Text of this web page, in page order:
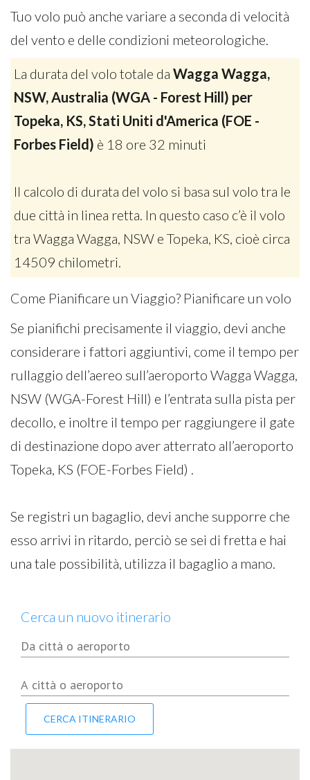
Tuo volo può anche variare a seconda di velocità
del vento e delle condizioni meteorologiche.
La durata del volo totale da Wagga Wagga,
NSW, Australia (WGA - Forest Hill) per
Topeka, KS, Stati Uniti d'America (FOE -
Forbes Field) è 18 ore 32 minuti
Il calcolo di durata del volo si basa sul volo tra le
due città in linea retta. In questo caso c’è il volo
tra Wagga Wagga, NSW e Topeka, KS, cioè circa
14509 chilometri.
Come Pianificare un Viaggio? Pianificare un volo
Se pianifichi precisamente il viaggio, devi anche
considerare i fattori aggiuntivi, come il tempo per
rullaggio dell’aereo sull’aeroporto Wagga Wagga,
NSW (WGA-Forest Hill) e l’entrata sulla pista per
decollo, e inoltre il tempo per raggiungere il gate
di destinazione dopo aver atterrato all’aeroporto
Topeka, KS (FOE-Forbes Field) .
Se registri un bagaglio, devi anche supporre che
esso arrivi in ritardo, perciò se sei di fretta e hai
una tale possibilità, utilizza il bagaglio a mano.
Cerca un nuovo itinerario